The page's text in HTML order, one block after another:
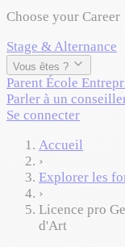
Choose your Career
Stage & Alternance
Vous êtes ?
Parent École
Parler à un
Se connecter
Accueil
›
Explorer les
›
Licence pro
d'Art